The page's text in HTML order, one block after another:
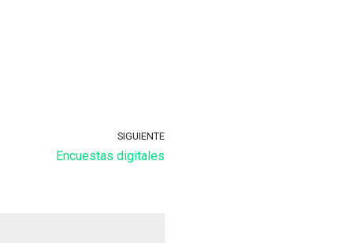
SIGUIENTE
Encuestas digitales